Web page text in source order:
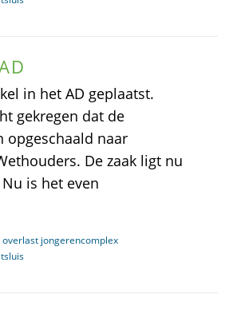
in het AD geplaatst.
gekregen dat de
opgeschaald naar
De zaak ligt nu
is het even
overlast jongerencomplex